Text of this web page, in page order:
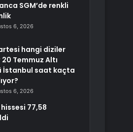
SGM’de renkli
6, 2026
hangi diziler
Temmuz Altı
İstanbul saat kaçta
6, 2026
77,58